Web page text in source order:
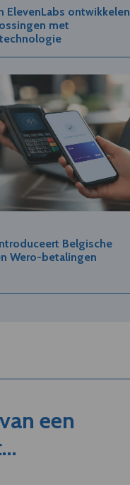
ElevenLabs ontwikkelen
met
Belgische
Wero-betalingen
een